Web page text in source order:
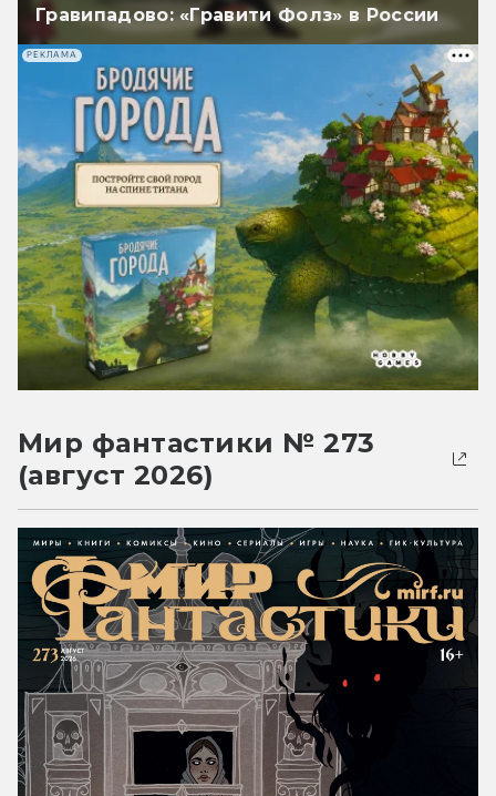
Гравипадово: «Гравити Фолз» в России
РЕКЛАМА
Мир фантастики № 273
(август 2026)